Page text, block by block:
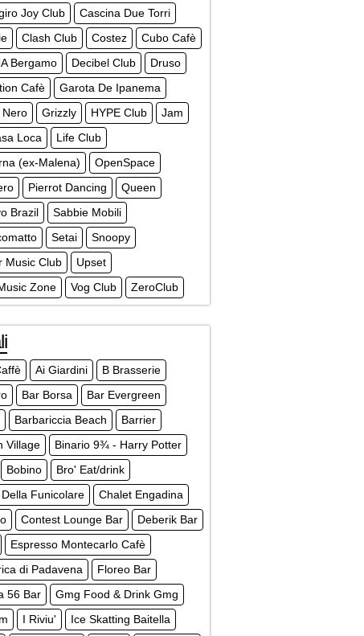
Joy Club
Cascina Due Torri
Clash Club Costez
Cubo Cafè
Bergamo
Decibel Club
Druso
Cafè
Garota De Ipanema
Nero
Grizzly HYPE Club
Jam
Loca
Life Club
(ex-Malena)
OpenSpace
Pierrot Dancing
Queen
Brazil
Sabbie Mobili
Setai
Snoopy
Music Club
Upset
Zone
Vog Club ZeroClub
Ai Giardini
B Brasserie
Bar Borsa
Bar Evergreen
Barbariccia Beach
Barrier
Village
Binario 9¾ - Harry Potter
Bobino
Bro' Eat/drink
Funicolare
Chalet Engadina
Contest Lounge Bar
Deberik Bar
Espresso Montecarlo Cafè
di Padavena
Floreo Bar
56 Bar
Gmg Food & Drink Gmg
I Riviu'
Ice Skatting Baitella